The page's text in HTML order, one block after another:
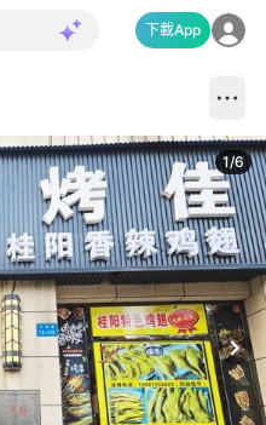
下載App
1/6